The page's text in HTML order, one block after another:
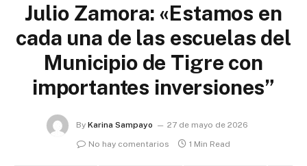
Julio Zamora: «Estamos en
cada una de las escuelas del
Municipio de Tigre con
importantes inversiones”
By Karina Sampayo
27 de mayo de 2026
No hay comentarios
1 Min Read